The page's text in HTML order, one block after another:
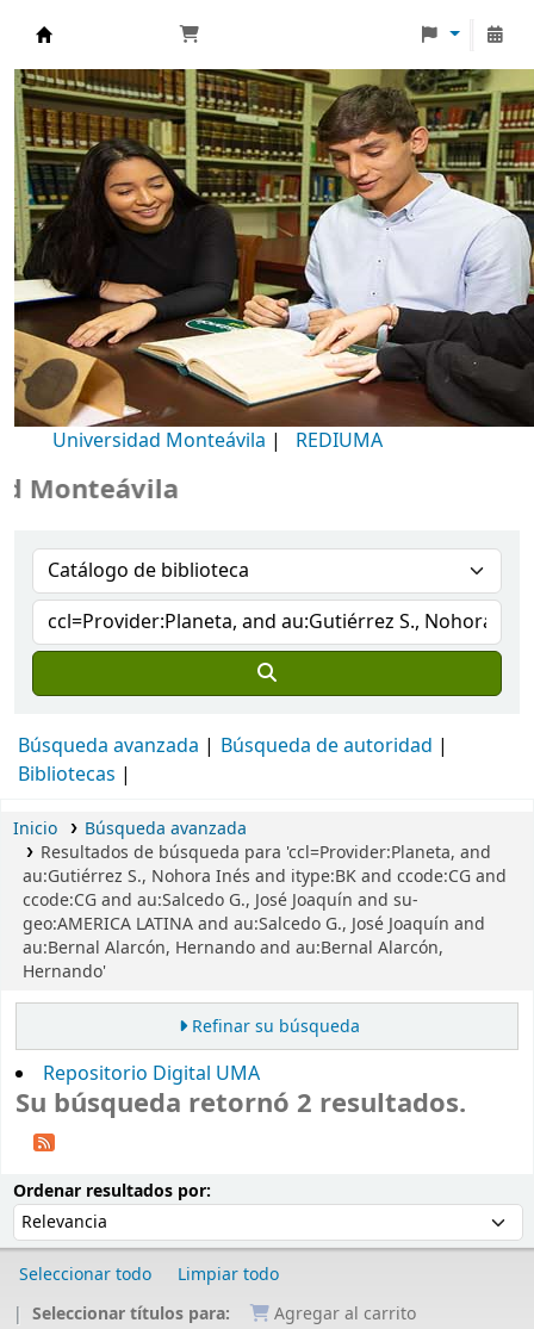
Biblioteca Universidad Monteávila
Universidad Monteávila | REDIUMA
Búsqueda avanzada
Búsqueda de autoridad
Bibliotecas
Inicio
Búsqueda avanzada
Resultados de búsqueda para 'ccl=Provider:Planeta, and
au:Gutiérrez S., Nohora Inés and itype:BK and ccode:CG and
ccode:CG and au:Salcedo G., José Joaquín and su-
geo:AMERICA LATINA and au:Salcedo G., José Joaquín and
au:Bernal Alarcón, Hernando and au:Bernal Alarcón,
Hernando'
Refinar su búsqueda
Repositorio Digital UMA
Su búsqueda retornó 2 resultados.
Ordenar resultados por:
Seleccionar todo
Limpiar todo
Seleccionar títulos para:
Agregar al carrito